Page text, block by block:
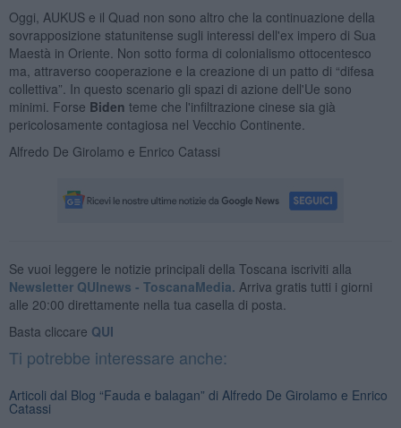
Oggi, AUKUS e il Quad non sono altro che la continuazione della
sovrapposizione statunitense sugli interessi dell'ex impero di Sua
Maestà in Oriente. Non sotto forma di colonialismo ottocentesco
ma, attraverso cooperazione e la creazione di un patto di “difesa
collettiva”. In questo scenario gli spazi di azione dell'Ue sono
minimi. Forse Biden teme che l'infiltrazione cinese sia già
pericolosamente contagiosa nel Vecchio Continente.
Alfredo De Girolamo e Enrico Catassi
Se vuoi leggere le notizie principali della Toscana iscriviti alla
Newsletter QUInews - ToscanaMedia. Arriva gratis tutti i giorni
alle 20:00 direttamente nella tua casella di posta.
Basta cliccare QUI
Ti potrebbe interessare anche:
Articoli dal Blog “Fauda e balagan” di Alfredo De Girolamo e Enrico
Catassi